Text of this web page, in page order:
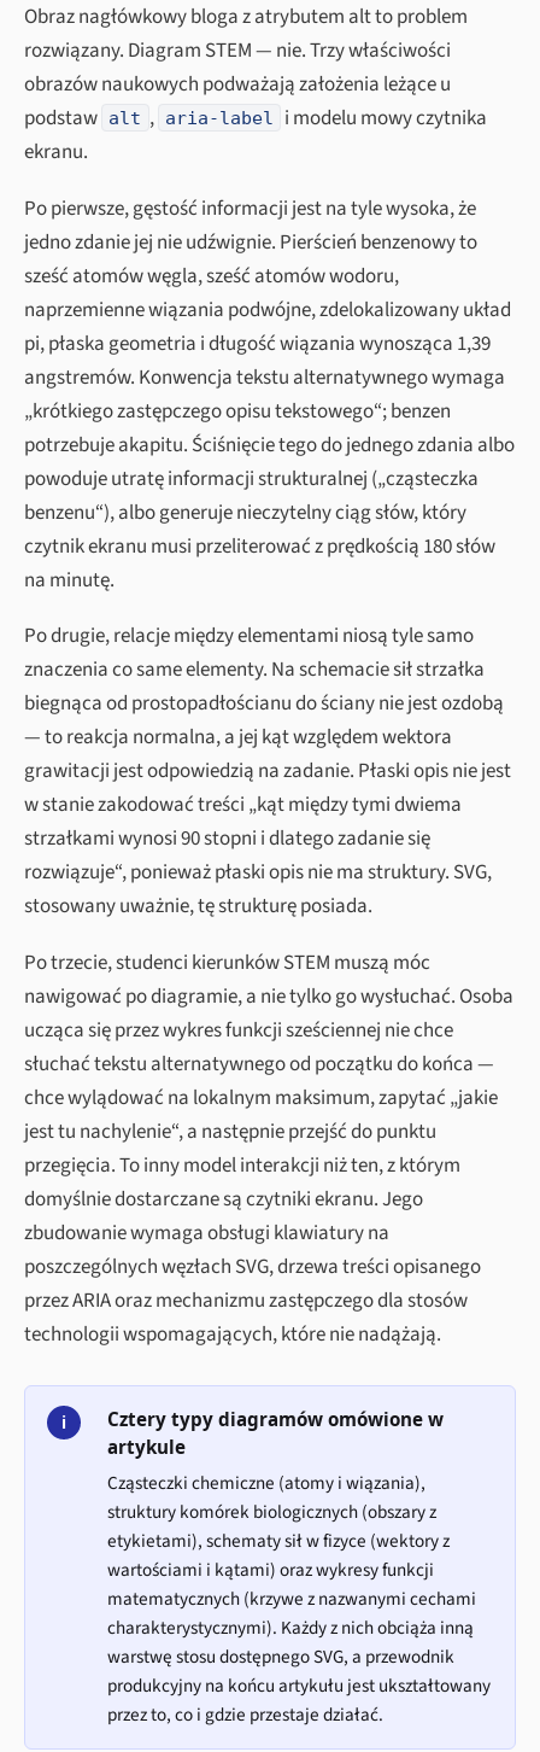
Obraz nagłówkowy bloga z atrybutem alt to problem
rozwiązany. Diagram STEM — nie. Trzy właściwości
obrazów naukowych podważają założenia leżące u
podstaw alt , aria-label
i modelu mowy czytnika
ekranu.
Po pierwsze, gęstość informacji jest na tyle wysoka, że
jedno zdanie jej nie udźwignie. Pierścień benzenowy to
sześć atomów węgla, sześć atomów wodoru,
naprzemienne wiązania podwójne, zdelokalizowany układ
pi, płaska geometria i długość wiązania wynosząca 1,39
angstremów. Konwencja tekstu alternatywnego wymaga
„krótkiego zastępczego opisu tekstowego“; benzen
potrzebuje akapitu. Ściśnięcie tego do jednego zdania albo
powoduje utratę informacji strukturalnej („cząsteczka
benzenu“), albo generuje nieczytelny ciąg słów, który
czytnik ekranu musi przeliterować z prędkością 180 słów
na minutę.
Po drugie, relacje między elementami niosą tyle samo
znaczenia co same elementy. Na schemacie sił strzałka
biegnąca od prostopadłościanu do ściany nie jest ozdobą
— to reakcja normalna, a jej kąt względem wektora
grawitacji jest odpowiedzią na zadanie. Płaski opis nie jest
w stanie zakodować treści „kąt między tymi dwiema
strzałkami wynosi 90 stopni i dlatego zadanie się
rozwiązuje“, ponieważ płaski opis nie ma struktury. SVG,
stosowany uważnie, tę strukturę posiada.
Po trzecie, studenci kierunków STEM muszą móc
nawigować po diagramie, a nie tylko go wysłuchać. Osoba
ucząca się przez wykres funkcji sześciennej nie chce
słuchać tekstu alternatywnego od początku do końca —
chce wylądować na lokalnym maksimum, zapytać „jakie
jest tu nachylenie“, a następnie przejść do punktu
przegięcia. To inny model interakcji niż ten, z którym
domyślnie dostarczane są czytniki ekranu. Jego
zbudowanie wymaga obsługi klawiatury na
poszczególnych węzłach SVG, drzewa treści opisanego
przez ARIA oraz mechanizmu zastępczego dla stosów
technologii wspomagających, które nie nadążają.
i
Cztery typy diagramów omówione w
artykule
Cząsteczki chemiczne (atomy i wiązania),
struktury komórek biologicznych (obszary z
etykietami), schematy sił w fizyce (wektory z
wartościami i kątami) oraz wykresy funkcji
matematycznych (krzywe z nazwanymi cechami
charakterystycznymi). Każdy z nich obciąża inną
warstwę stosu dostępnego SVG, a przewodnik
produkcyjny na końcu artykułu jest ukształtowany
przez to, co i gdzie przestaje działać.